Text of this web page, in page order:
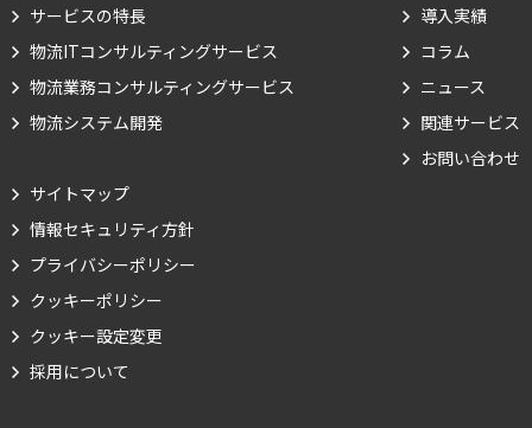
サービスの特長
物流ITコンサルティングサービス
物流業務コンサルティングサービス
物流システム開発
導入実績
コラム
ニュース
関連サービス
お問い合わせ
サイトマップ
情報セキュリティ方針
プライバシーポリシー
クッキーポリシー
クッキー設定変更
採用について